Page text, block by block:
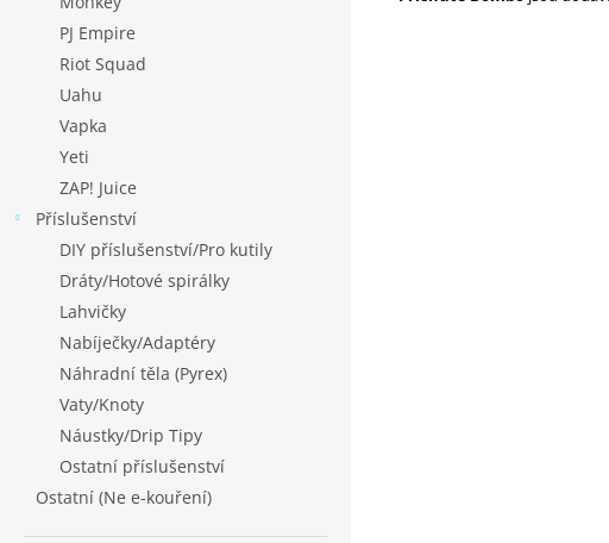
PJ Empire
Riot Squad
Uahu
Vapka
Yeti
ZAP! Juice
Příslušenství
DIY příslušenství/Pro kutily
Dráty/Hotové spirálky
Lahvičky
Nabíječky/Adaptéry
Náhradní těla (Pyrex)
Vaty/Knoty
Náustky/Drip Tipy
Ostatní příslušenství
Ostatní (Ne e-kouření)